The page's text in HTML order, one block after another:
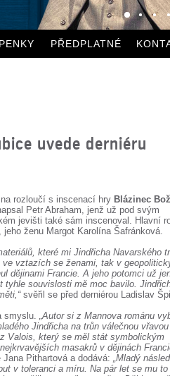
PŘEDPLATNÉ
uvede derniéru
rozloučí s inscenací hry Blázinec
Petr Abraham, jenž už pod svým
jevišti také sám inscenoval. Hlavní
ženu Margot Karolína Šafránková.
které mi Jindřicha Navarského
vztazích se ženami, tak v
dějinami Francie. A jeho potomci už
tyhle souvislosti mě moc bavilo.
svěřil se před derniérou Ladislav
smyslu. „Autor si z Mannova románu
Jindřicha na trůn válečnou
Valois, který se měl stát symbolickým
masakrů v dějinách
Pithartová a dodává: „Mladý
v toleranci a míru. Na pár let se mu to